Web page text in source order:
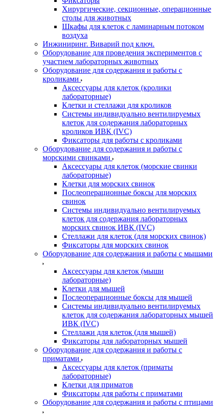
Хирургические, секционные, операционные
столы для животных
Шкафы для клеток с ламинарным потоком
воздуха
Инжиниринг. Виварий под ключ.
Оборудование для проведения экспериментов с
участием лабораторных животных
Оборудование для содержания и работы с
кроликами
Аксессуары для клеток (кролики
лабораторные)
Клетки и стеллажи для кроликов
Системы индивидуально вентилируемых
клеток для содержания лабораторных
кроликов ИВК (IVC)
Фиксаторы для работы с кроликами
Оборудование для содержания и работы с
морскими свинками
Аксессуары для клеток (морские свинки
лабораторные)
Клетки для морских свинок
Послеоперационные боксы для морских
свинок
Системы индивидуально вентилируемых
клеток для содержания лабораторных
морских свинок ИВК (IVC)
Стеллажи для клеток (для морских свинок)
Фиксаторы для морских свинок
Оборудование для содержания и работы с мышами
Аксессуары для клеток (мыши
лабораторные)
Клетки для мышей
Послеоперационные боксы для мышей
Системы индивидуально вентилируемых
клеток для содержания лабораторных мышей
ИВК (IVC)
Стеллажи для клеток (для мышей)
Фиксаторы для лабораторных мышей
Оборудование для содержания и работы с
приматами
Аксессуары для клеток (приматы
лабораторные)
Клетки для приматов
Фиксаторы для работы с приматами
Оборудование для содержания и работы с птицами